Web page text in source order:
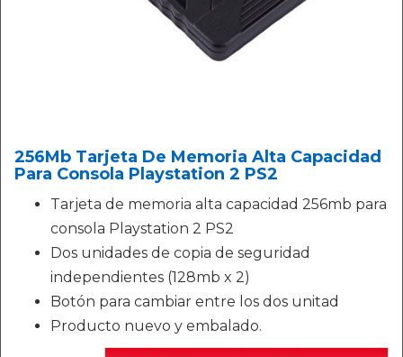
256Mb Tarjeta De Memoria Alta Capacidad
Para Consola Playstation 2 PS2
Tarjeta de memoria alta capacidad 256mb para
consola Playstation 2 PS2
Dos unidades de copia de seguridad
independientes (128mb x 2)
Botón para cambiar entre los dos unitad
Producto nuevo y embalado.